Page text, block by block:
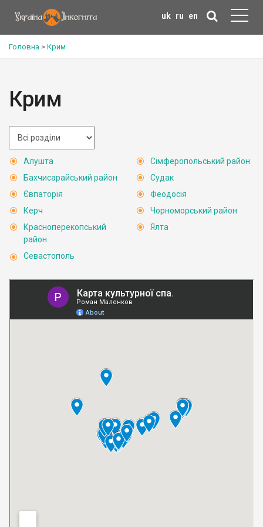
uk ru en
Головна > Крим
Крим
Алушта
Бахчисарайський район
Євпаторія
Керч
Красноперекопський
район
Севастополь
Сімферопольський район
Судак
Феодосія
Чорноморський район
Ялта